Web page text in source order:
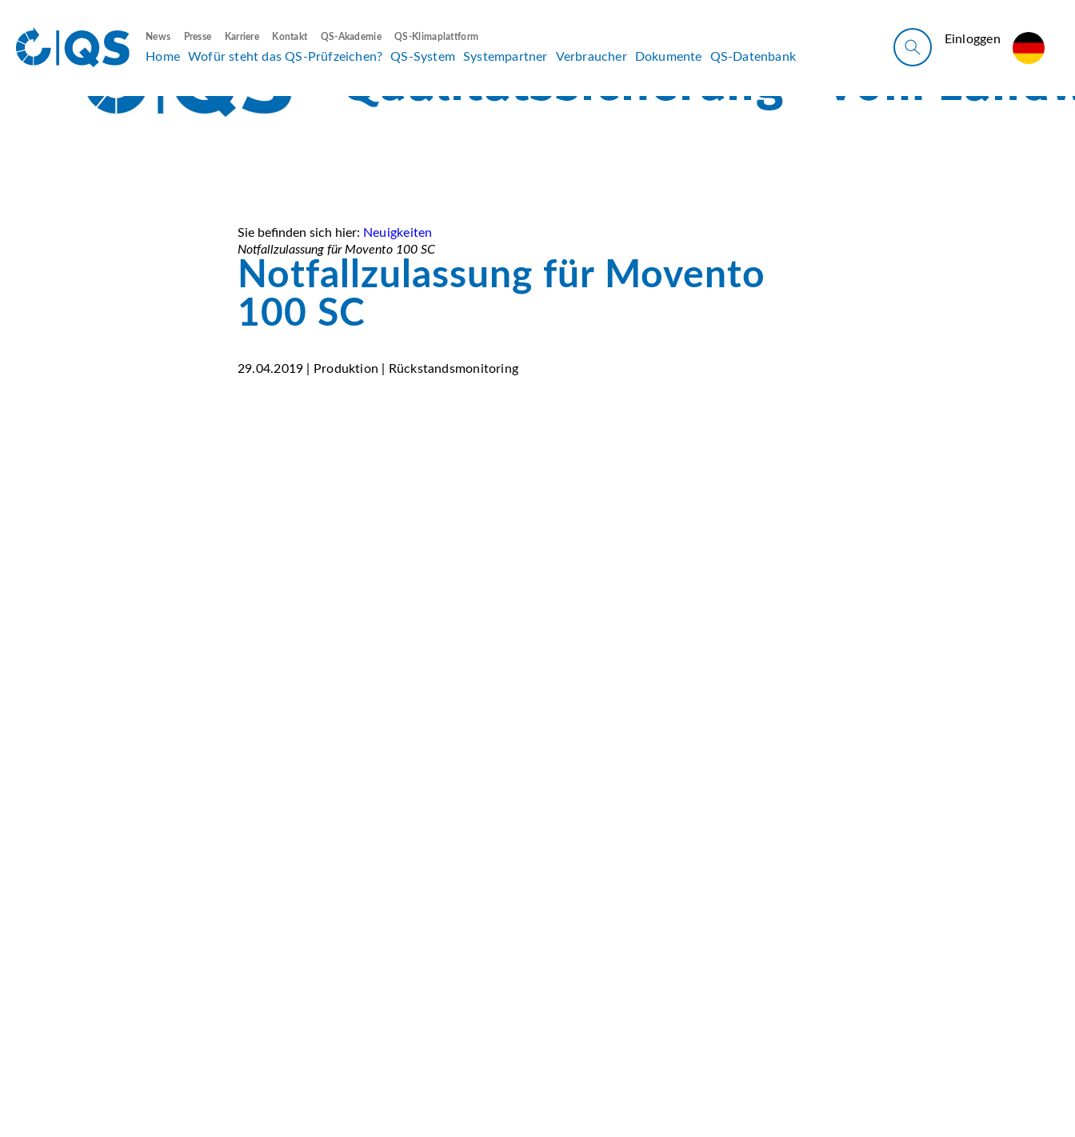
News Presse Karriere Kontakt QS-Akademie QS-Klimaplattform
Home Wofür steht das QS-Prüfzeichen? QS-System Systempartner Verbraucher Dokumente QS-Datenbank
Ein­log­gen
Sie befinden sich hier: Neuigkeiten
Notfallzulassung für Movento 100 SC
Notfallzulassung für Movento
100 SC
29.04.2019 | Produktion | Rückstandsmonitoring